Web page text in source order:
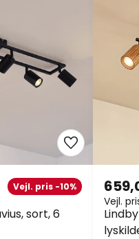
sort, 6
Vejl. pris -10%
Vejl.